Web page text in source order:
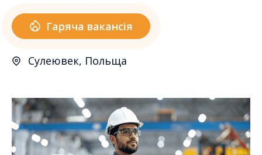
Гаряча вакансія
Сулеювек, Польща